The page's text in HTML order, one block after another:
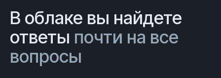
В облаке вы найдете
ответы почти на все
вопросы